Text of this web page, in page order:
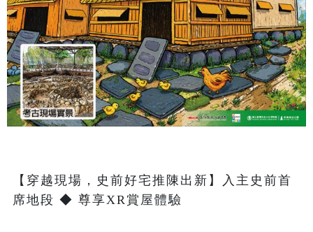
【穿越現場，史前好宅推陳出新】入主史前首
席地段 ◆ 尊享XR賞屋體驗